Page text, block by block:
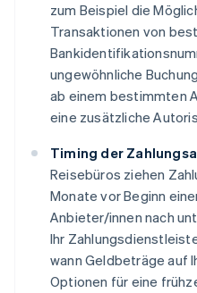
zum Beispiel die
Transaktionen von
ungewöhnliche
ab einem bestimmten
eine zusätzliche
Timing der
Reisebüros ziehen
Monate vor Beginn
Anbieter/innen nach
Ihr
wann Geldbeträge auf
Optionen für eine